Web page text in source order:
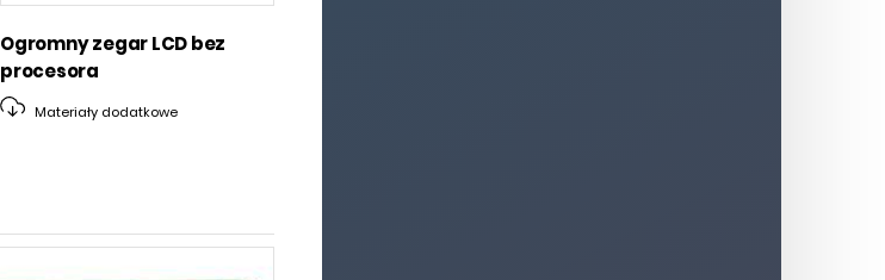
Ogromny zegar LCD bez
procesora
Materiały dodatkowe